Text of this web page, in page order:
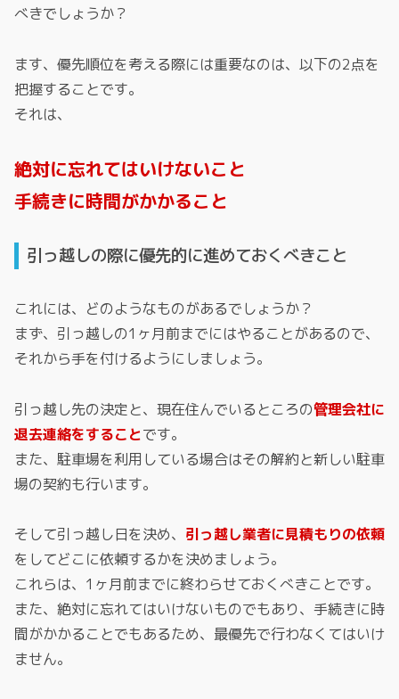
べきでしょうか？
ます、優先順位を考える際には重要なのは、以下の2点を
把握することです。
それは、
絶対に忘れてはいけないこと
手続きに時間がかかること
引っ越しの際に優先的に進めておくべきこと
これには、どのようなものがあるでしょうか？
まず、引っ越しの1ヶ月前までにはやることがあるので、
それから手を付けるようにしましょう。
引っ越し先の決定と、現在住んでいるところの管理会社に
退去連絡をすることです。
また、駐車場を利用している場合はその解約と新しい駐車
場の契約も行います。
そして引っ越し日を決め、 引っ越し業者に見積もりの依頼
をしてどこに依頼するかを決めましょう。
これらは、1ヶ月前までに終わらせておくべきことです。
また、絶対に忘れてはいけないものでもあり、手続きに時
間がかかることでもあるため、最優先で行わなくてはいけ
ません。